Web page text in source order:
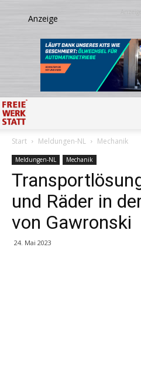
Start Meldungen-NL Mechanik
Meldungen-NL Mechanik
und Räder in
von Gawronski
24. Mai 2023